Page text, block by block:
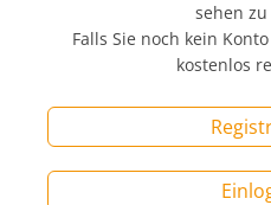
sehen
Falls Sie noch kein
kostenlos